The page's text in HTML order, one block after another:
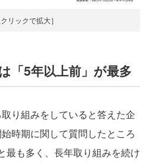
クリックで拡大］
「5年以上前」が最多
り組みをしていると答えた企
時期に関して質問したところ
最も多く、長年取り組みを続け